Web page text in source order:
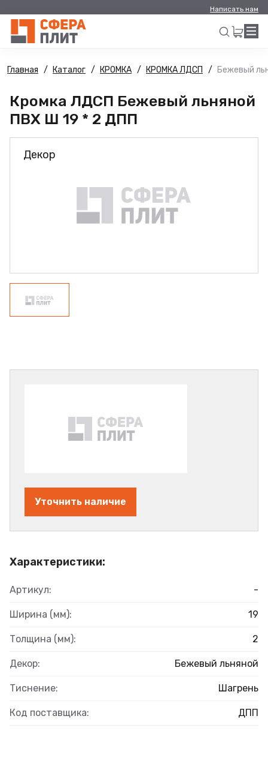
Написать нам
Искать
Главная Каталог КРОМКА КРОМКА ЛДСП Бежевый
Кромка ЛДСП Бежевый льняной
ПВХ Ш 19 * 2 ДПП
Декор
Характеристики:
Артикул: -
Ширина (мм): 19
Толщина (мм): 2
Декор: Бежевый льняной
Тиснение: Шагрень
Код поставщика: ДПП
Уточнить наличие